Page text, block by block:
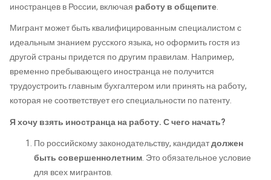
иностранцев в России, включая работу в общепите.
Мигрант может быть квалифицированным специалистом с
идеальным знанием русского языка, но оформить гостя из
другой страны придется по другим правилам. Например,
временно пребывающего иностранца не получится
трудоустроить главным бухгалтером или принять на работу,
которая не соответствует его специальности по патенту.
Я хочу взять иностранца на работу. С чего начать?
По российскому законодательству, кандидатдолжен
быть совершеннолетним. Это обязательное условие
для всех мигрантов.